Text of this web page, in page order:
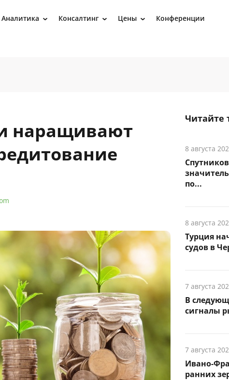
Аналитика › Консалтинг › Цены › Конференции
наращивают
Читайте
8 августа
по...
8 августа
Турция
судов в
7 августа
В
сигналы
7 августа
Ивано-
ранних